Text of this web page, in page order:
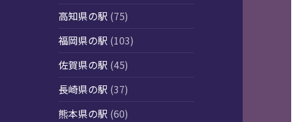
高知県の駅 (75)
福岡県の駅 (103)
佐賀県の駅 (45)
長崎県の駅 (37)
熊本県の駅 (60)